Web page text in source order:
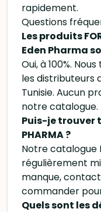
rapidement.
Questions
Les produits
Eden Pharma
Oui, à 100%.
les distributeurs
Tunisie. Aucun
notre catalogue.
Puis-je trouver
PHARMA ?
Notre catalogue
régulièrement
manque,
commander
Quels sont les